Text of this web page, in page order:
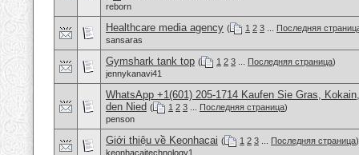
reborn
Healthcare media agency ( 1 2 3
Последняя
sansaras
Gymshark tank top ( 1 2 3 Последняя страница)
jennykanavi41
WhatsApp +1(601) 205-1714 Kaufen Sie Gras,
den Nied ( 1 2 3 Последняя страница)
penson
Giới thiệu về Keonhacai ( 1 2 3 Последняя страница)
keonhacaitechnology1